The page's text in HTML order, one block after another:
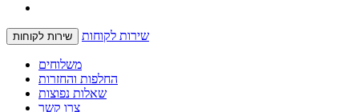
שירות לקוחות שירות לקוחות
משלוחים
החלפות והחזרות
שאלות נפוצות
צרו קשר